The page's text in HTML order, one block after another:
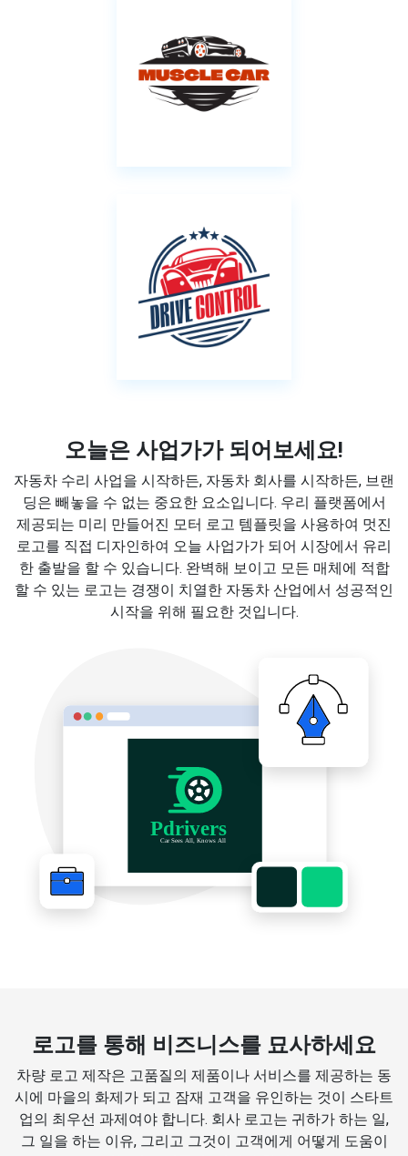
오늘은 사업가가 되어보세요!
자동차 수리 사업을 시작하든, 자동차 회사를 시작하든, 브랜
딩은 빼놓을 수 없는 중요한 요소입니다. 우리 플랫폼에서
제공되는 미리 만들어진 모터 로고 템플릿을 사용하여 멋진
로고를 직접 디자인하여 오늘 사업가가 되어 시장에서 유리
한 출발을 할 수 있습니다. 완벽해 보이고 모든 매체에 적합
할 수 있는 로고는 경쟁이 치열한 자동차 산업에서 성공적인
시작을 위해 필요한 것입니다.
로고를 통해 비즈니스를 묘사하세요
차량 로고 제작은 고품질의 제품이나 서비스를 제공하는 동
시에 마을의 화제가 되고 잠재 고객을 유인하는 것이 스타트
업의 최우선 과제여야 합니다. 회사 로고는 귀하가 하는 일,
그 일을 하는 이유, 그리고 그것이 고객에게 어떻게 도움이